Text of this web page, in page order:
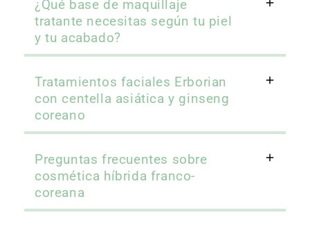
¿Qué base de maquillaje
tratante necesitas según tu piel
y tu acabado?
Tratamientos faciales Erborian
con centella asiática y ginseng
coreano
Preguntas frecuentes sobre
cosmética híbrida franco-
coreana